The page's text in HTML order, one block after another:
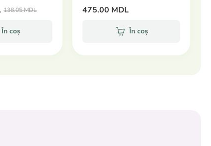
138.05 MDL
În coș
475.00 MDL
În coș